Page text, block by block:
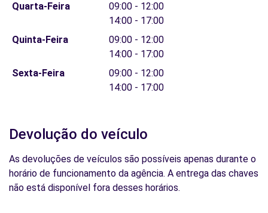
Quarta-Feira
09:00 - 12:00
14:00 - 17:00
Quinta-Feira
09:00 - 12:00
14:00 - 17:00
Sexta-Feira
09:00 - 12:00
14:00 - 17:00
Devolução do veículo
As devoluções de veículos são possíveis apenas durante o
horário de funcionamento da agência. A entrega das chaves
não está disponível fora desses horários.